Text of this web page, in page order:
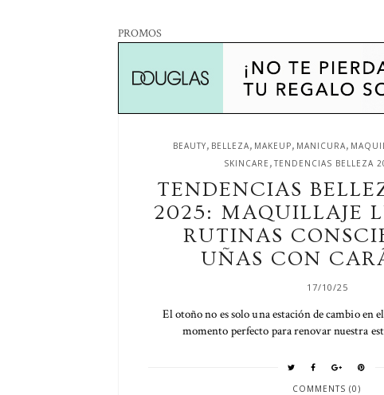
PROMOS
BEAUTY, BELLEZA, MAKEUP, MANICURA,
SKINCARE , TENDENCIAS BELLEZA
TENDENCIAS
2025: MAQUILLAJE
RUTINAS
UÑAS CON
17/10/25
El otoño no es solo una estación de cambio en
momento perfecto para renovar nuestra
COMMENTS (0)